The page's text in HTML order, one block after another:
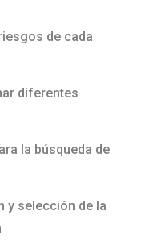
de cada
diferentes
la búsqueda de
y selección de la